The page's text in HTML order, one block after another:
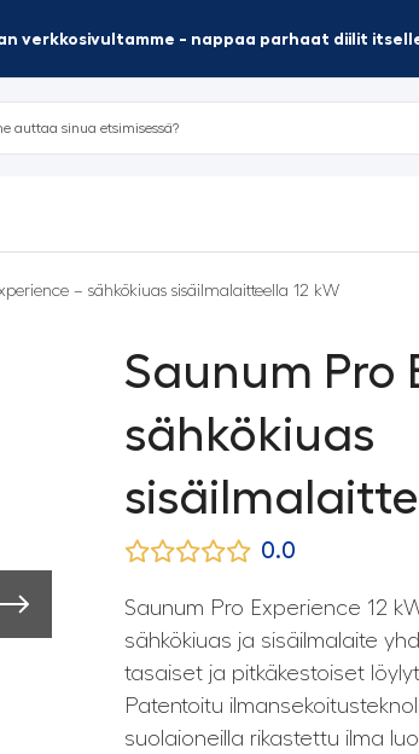
verkkosivultamme - nappaa parhaat diilit
– sähkökiuas sisäilmalaitteella 12 kW
Saunum Pro
sähkökiuas
0.0
Saunum Pro Experience 12
sähkökiuas ja sisäilmalaite
tasaiset ja pitkäkestoiset
Patentoitu
suolaioneilla rikastettu ilma